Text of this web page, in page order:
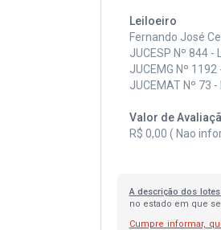
Leiloeiro
Fernando José
JUCESP Nº 844
JUCEMG Nº
JUCEMAT Nº 73
Valor de
R$ 0,00 ( Nao
A descrição dos
no estado em que
Cumpre informar,